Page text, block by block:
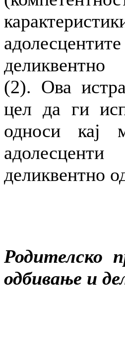
деликвентно
(2). Ова
цел да ги
односи кај
деликвентно
Родителско
одбивање и